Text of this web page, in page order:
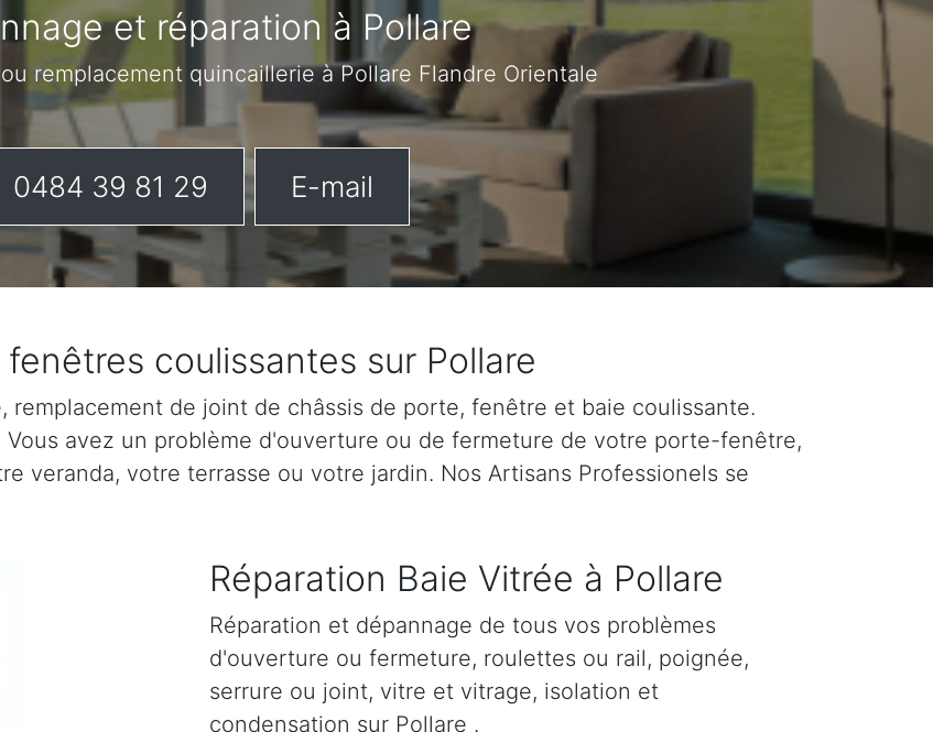
et réparation à Pollare
remplacement quincaillerie à Pollare Flandre Orientale
0484 39 81 29 E-mail
coulissantes sur Pollare
remplacement de joint de châssis de porte, fenêtre et baie coulissante.
avez un problème d'ouverture ou de fermeture de votre porte-fenêtre,
veranda, votre terrasse ou votre jardin. Nos Artisans Professionels se
Réparation Baie Vitrée à Pollare
Réparation et dépannage de tous vos problèmes
d'ouverture ou fermeture, roulettes ou rail, poignée,
serrure ou joint, vitre et vitrage, isolation et
condensation sur Pollare .